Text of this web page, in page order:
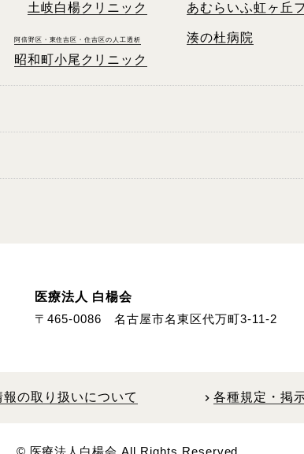
土岐白楊クリニック あむらいふ虹ヶ丘
阿倍野区・東住吉区・住吉区の人工透析
昭和町小尾クリニック
湊の杜病院
医療法人 白楊会
〒465-0086
名古屋市名東区代万町3-11-2
報の取り扱いについて chevron_right 各種規定・掲
©︎ 医療法人白楊会 All Rights Reserved.